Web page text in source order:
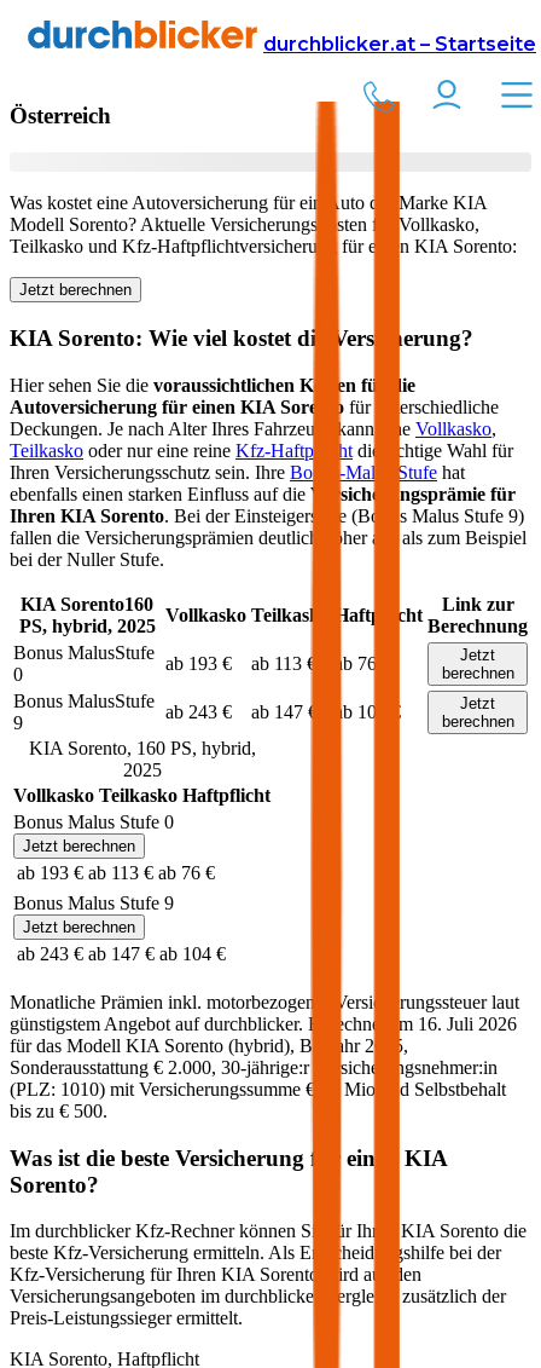
durchblicker.at – Startseite
Versicherung Autoversicherung KIA
KIA Sorento
Österreich
Was kostet eine Autoversicherung für ein Auto der Marke KIA
Modell Sorento? Aktuelle Versicherungskosten für Vollkasko,
Teilkasko und Kfz-Haftpflichtversicherung für einen KIA Sorento:
Jetzt berechnen
KIA Sorento: Wie viel kostet die Versicherung?
Hier sehen Sie die voraussichtlichen Kosten für die
Autoversicherung für einen KIA Sorento für unterschiedliche
Deckungen. Je nach Alter Ihres Fahrzeugs kann eine Vollkasko,
Teilkasko oder nur eine reine Kfz-Haftpflicht die richtige Wahl für
Ihren Versicherungsschutz sein. Ihre Bonus-Malus Stufe hat
ebenfalls einen starken Einfluss auf die Versicherungsprämie für
Ihren KIA Sorento. Bei der Einsteigerstufe (Bonus Malus Stufe 9)
fallen die Versicherungsprämien deutlich höher aus als zum Beispiel
bei der Nuller Stufe.
KIA Sorento160
PS, hybrid, 2025
Vollkasko Teilkasko Haftpflicht
Link zur
Berechnung
Bonus MalusStufe
0
ab 193 € ab 113 € ab 76 €
Jetzt
berechnen
Bonus MalusStufe
9
ab 243 € ab 147 € ab 104 €
Jetzt
berechnen
KIA Sorento, 160PS, hybrid,
2025
Vollkasko Teilkasko Haftpflicht
Bonus Malus Stufe 0
Jetzt berechnen
ab 193 € ab 113 € ab 76 €
Bonus Malus Stufe 9
Jetzt berechnen
ab 243 € ab 147 € ab 104 €
Monatliche Prämien inkl. motorbezogener Versicherungssteuer laut
günstigstem Angebot auf durchblicker. Berechnet am 16. Juli 2026
für das Modell KIA Sorento (hybrid), Baujahr 2025,
Sonderausstattung € 2.000, 30-jährige:rVersicherungsnehmer:in
(PLZ: 1010) mit Versicherungssumme € 20 Mio und Selbstbehalt
bis zu € 500.
Was ist die beste Versicherung für einen KIA
Sorento?
Im durchblicker Kfz-Rechner können Sie für Ihren KIA Sorento die
beste Kfz-Versicherung ermitteln. Als Entscheidungshilfe bei der
Kfz-Versicherung für Ihren KIA Sorento
wird aus den
Versicherungsangeboten im durchblicker Vergleich zusätzlich der
Preis-Leistungssieger ermittelt.
KIA Sorento, Haftpflicht